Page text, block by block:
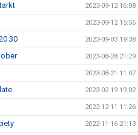
2023-09-12 16:08
2023-09-12 15:56
2023-09-03 19:38
2023-08-28 21:29
2023-08-21 11:07
2023-02-19 19:02
2022-12-11 11:26
2022-11-16 21:13